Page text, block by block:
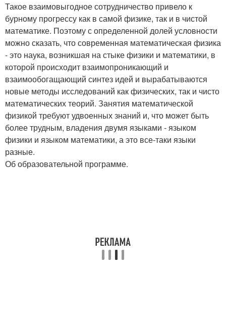
Такое взаимовыгодное сотрудничество привело к
бурному прогрессу как в самой физике, так и в чистой
математике. Поэтому с определенной долей условности
можно сказать, что современная математическая физика
- это наука, возникшая на стыке физики и математики, в
которой происходит взаимопроникающий и
взаимообогащающий синтез идей и вырабатываются
новые методы исследований как физических, так и чисто
математических теорий. Занятия математической
физикой требуют удвоенных знаний и, что может быть
более трудным, владения двумя языками - языком
физики и языком математики, а это все-таки языки
разные.
Об образовательной программе.